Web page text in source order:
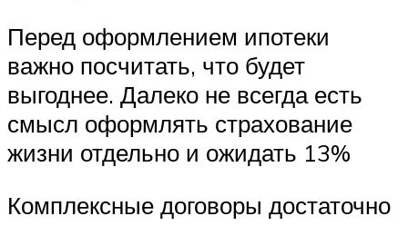
Перед оформлением ипотеки
важно посчитать, что будет
выгоднее. Далеко не всегда есть
смысл оформлять страхование
жизни отдельно и ожидать 13%
Комплексные договоры достаточно